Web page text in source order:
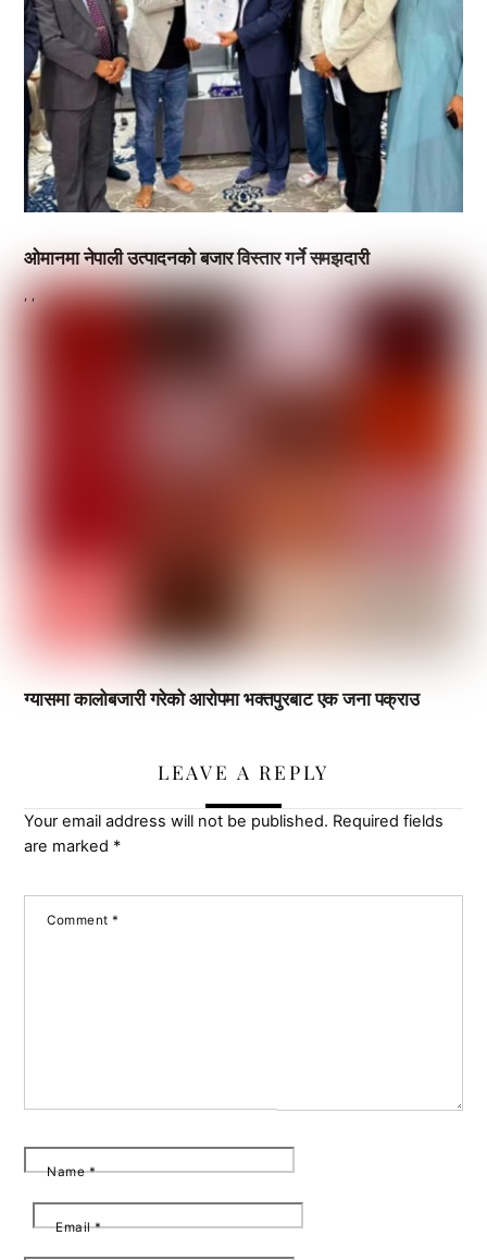
ओमानमा नेपाली उत्पादनको बजार विस्तार गर्ने समझदारी
, ,
ग्यासमा कालोबजारी गरेको आरोपमा भक्तपुरबाट एक जना पक्राउ
LEAVE A REPLY
Your email address will not be published. Required fields
are marked *
Comment*
Name*
Email*